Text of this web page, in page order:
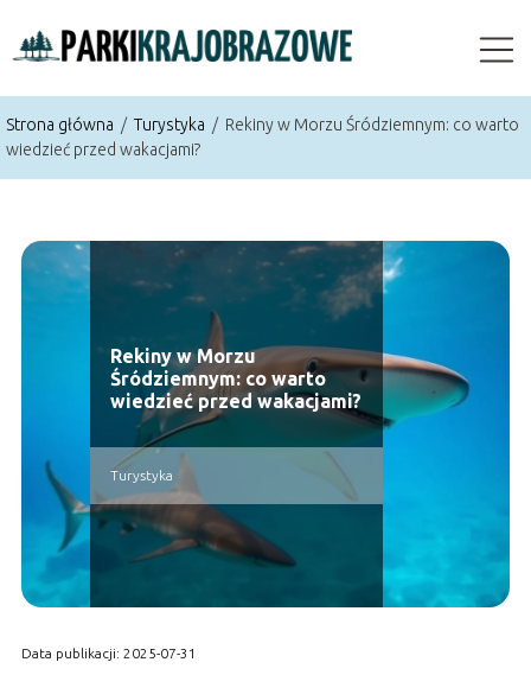
Strona główna / Turystyka / Rekiny w Morzu Śródziemnym: co warto
wiedzieć przed wakacjami?
Rekiny w Morzu
Śródziemnym: co warto
wiedzieć przed wakacjami?
Turystyka
Data publikacji: 2025-07-31